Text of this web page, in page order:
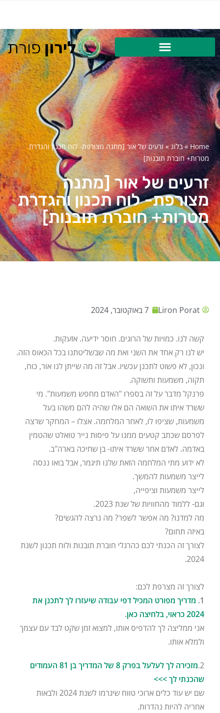
Home
»בלוג»זרעים של אור [מתנה מצורפת- לוח תכנון והגדרת
מטרות+ חוברת תובנות]
זרעים של אור [מתנה
מצורפת- לוח תכנון והגדרת
מטרות+ חוברת תובנות]
Liron Porat 7 באוקטובר, 2024
קשה לנו. כמויות של הרוגים. חוסר ידיעה. אזעקות.
יש לנו רק אחד את השני ואת מה שבשליטתנו בכל הכאוס הזה.
ונכון, לא פשוט לתכנן עכשיו. אבל זה מה שייתן לנו אור, כוח,
תקוה, משמעות ותשוקה.
פרנקל מדבר על זה בספרו "האדם מחפש משמעות". מי
ששרד איתו את השואה הם אלו שהיה להם משהו בעל
משמעות, שציפו לו, לאחר המלחמה. אצלו – המחקר שרצה
לפרסם שכתב קטעים ממנו על פיסות נייר טואלט שהטמין
באדמה. לאדם אחר ששרד איתו- בן שחיכה בארה"ב.
לא ידוע מתי המלחמה הזאת שלנו תיגמר, אבל בואו ננסה
לייצר משמעות להמשך.
לייצר משמעות וציפייה,
וגם- ללמוד מהחוויות של שנת 2023.
מה למדנו? מה אפשר לשפר? מה נרצה להגשים?
באיזה תחום?
לצורך זה הכנתי לכם כהרגלי חוברת תובנות ולוח תכנון לשנת
2024.
לצורך זה מצרפת לכם:
1. מדריך מפורט המכיל דפי עבודה שיעזרו לך לתכנן את
2024 כראוי, בלחיצה כאן
.
אני ממליצה לך להדפיס אותו, למצוא זמן שקט לבד עם עצמך
ולמלא אותו.
2.
מזכירה לך לעלעל בפרק 8 של המדריך בן 81 העמודים
שהכנתי לך >>>
שם יש עוד כלים ארוכי טווח שיגרמו לשנת 2024 ולבאות
אחריה להיות נהדרות.